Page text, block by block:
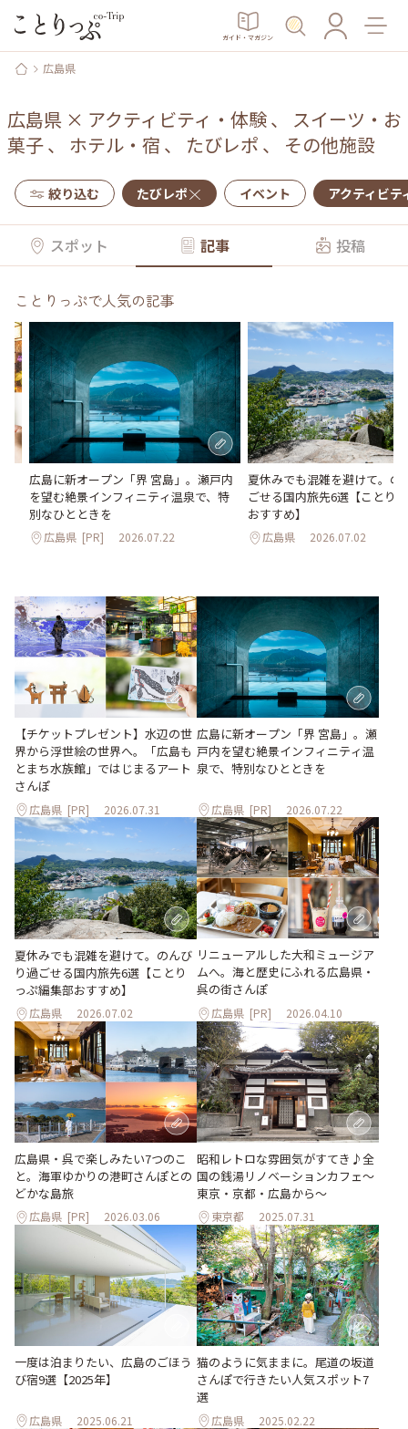
ガイド・マガジン
広島県
広島県 × アクティビティ・体験、 スイーツ・お
菓子、 ホテル・宿 、 たびレポ 、 その他施設
絞り込む たびレポ イベント アクティビテ
スポット 記事 投稿
ことりっぷで人気の記事
広島に新オープン「界 宮島」。瀬戸内
を望む絶景インフィニティ温泉で、特
別なひとときを
広島県 [PR] 2026.07.22
夏休みでも混雑を避けて。の
ごせる国内旅先6選【ことり
おすすめ】
広島県 2026.07.02
【チケットプレゼント】水辺の世
界から浮世絵の世界へ。「広島も
とまち水族館」ではじまるアート
さんぽ
広島県 [PR] 2026.07.31
広島に新オープン「界 宮島」。瀬
戸内を望む絶景インフィニティ温
泉で、特別なひとときを
広島県 [PR] 2026.07.22
夏休みでも混雑を避けて。のんび
り過ごせる国内旅先6選【ことり
っぷ編集部おすすめ】
広島県 2026.07.02
リニューアルした大和ミュージア
ムへ。海と歴史にふれる広島県・
呉の街さんぽ
広島県 [PR] 2026.04.10
広島県・呉で楽しみたい7つのこ
と。海軍ゆかりの港町さんぽとの
どかな島旅
広島県 [PR] 2026.03.06
昭和レトロな雰囲気がすてき♪全
国の銭湯リノベーションカフェ〜
東京・京都・広島から〜
東京都 2025.07.31
一度は泊まりたい、広島のごほう
び宿9選【2025年】
広島県 2025.06.21
猫のように気ままに。尾道の坂道
さんぽで行きたい人気スポット7
選
広島県 2025.02.22